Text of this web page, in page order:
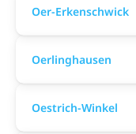
Oer-Erkenschwick
Oerlinghausen
Oestrich-Winkel